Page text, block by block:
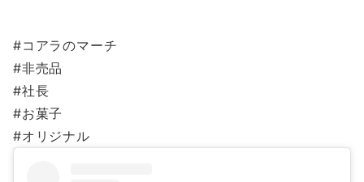
#コアラのマーチ
#非売品
#社長
#お菓子
#オリジナル